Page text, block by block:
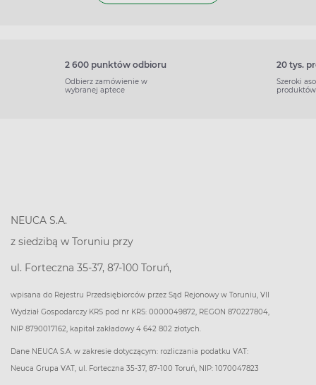
2 600 punktów odbioru
Odbierz zamówienie w
wybranej aptece
20 tys.
Szeroki
produktów
NEUCA S.A.
z siedzibą w Toruniu przy
ul. Forteczna 35-37, 87-100 Toruń,
wpisana do Rejestru Przedsiębiorców przez Sąd Rejonowy w Toruniu, VII
Wydział Gospodarczy KRS pod nr KRS: 0000049872, REGON 870227804,
NIP 8790017162, kapitał zakładowy 4 642 802 złotych.
Dane NEUCA S.A. w zakresie dotyczącym: rozliczania podatku VAT:
Neuca Grupa VAT, ul. Forteczna 35-37, 87-100 Toruń, NIP: 1070047823